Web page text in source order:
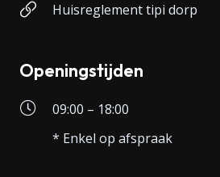
Huisreglement tipi dorp
Openingstijden
09:00 – 18:00
* Enkel op afspraak